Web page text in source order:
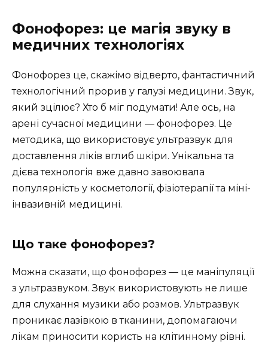
Фонофорез: це магія звуку в
медичних технологіях
Фонофорез це, скажімо відверто, фантастичний
технологічний прорив у галузі медицини. Звук,
який зцілює? Хто б міг подумати! Але ось, на
арені сучасної медицини — фонофорез. Це
методика, що використовує ультразвук для
доставлення ліків вглиб шкіри. Унікальна та
дієва технологія вже давно завоювала
популярність у косметології, фізіотерапії та міні-
інвазивній медицині.
Що таке фонофорез?
Можна сказати, що фонофорез — це маніпуляції
з ультразвуком. Звук використовують не лише
для слухання музики або розмов. Ультразвук
проникає лазівкою в тканини, допомагаючи
лікам приносити користь на клітинному рівні.